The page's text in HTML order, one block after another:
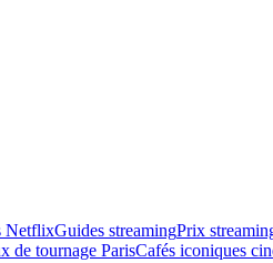
NetflixGuides streamingPrix
de tournage ParisCafés iconiques